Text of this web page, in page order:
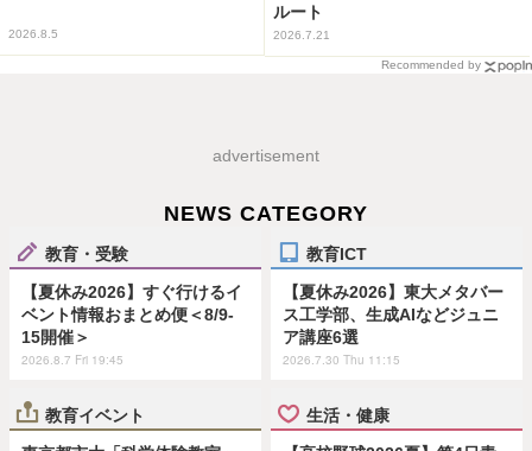
2026.8.5
ルート
2026.7.21
Recommended by
advertisement
NEWS CATEGORY
教育・受験
【夏休み2026】すぐ行けるイ
ベント情報おまとめ便＜8/9-
15開催＞
2026.8.7 Fri 19:45
教育ICT
【夏休み2026】東大メタバー
ス工学部、生成AIなどジュニ
ア講座6選
2026.7.30 Thu 11:15
教育イベント 生活・健康